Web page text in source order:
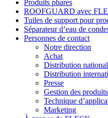
Produits phares
ROOFGUARD avec
Tuiles de support pour
Séparateur d’eau de
Personnes de contact
Notre direction
Achat
Distribution
Distribution
Presse
Gestion des produits
Technique
Marketing